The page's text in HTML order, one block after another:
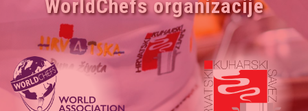
WorldChefs organizacije